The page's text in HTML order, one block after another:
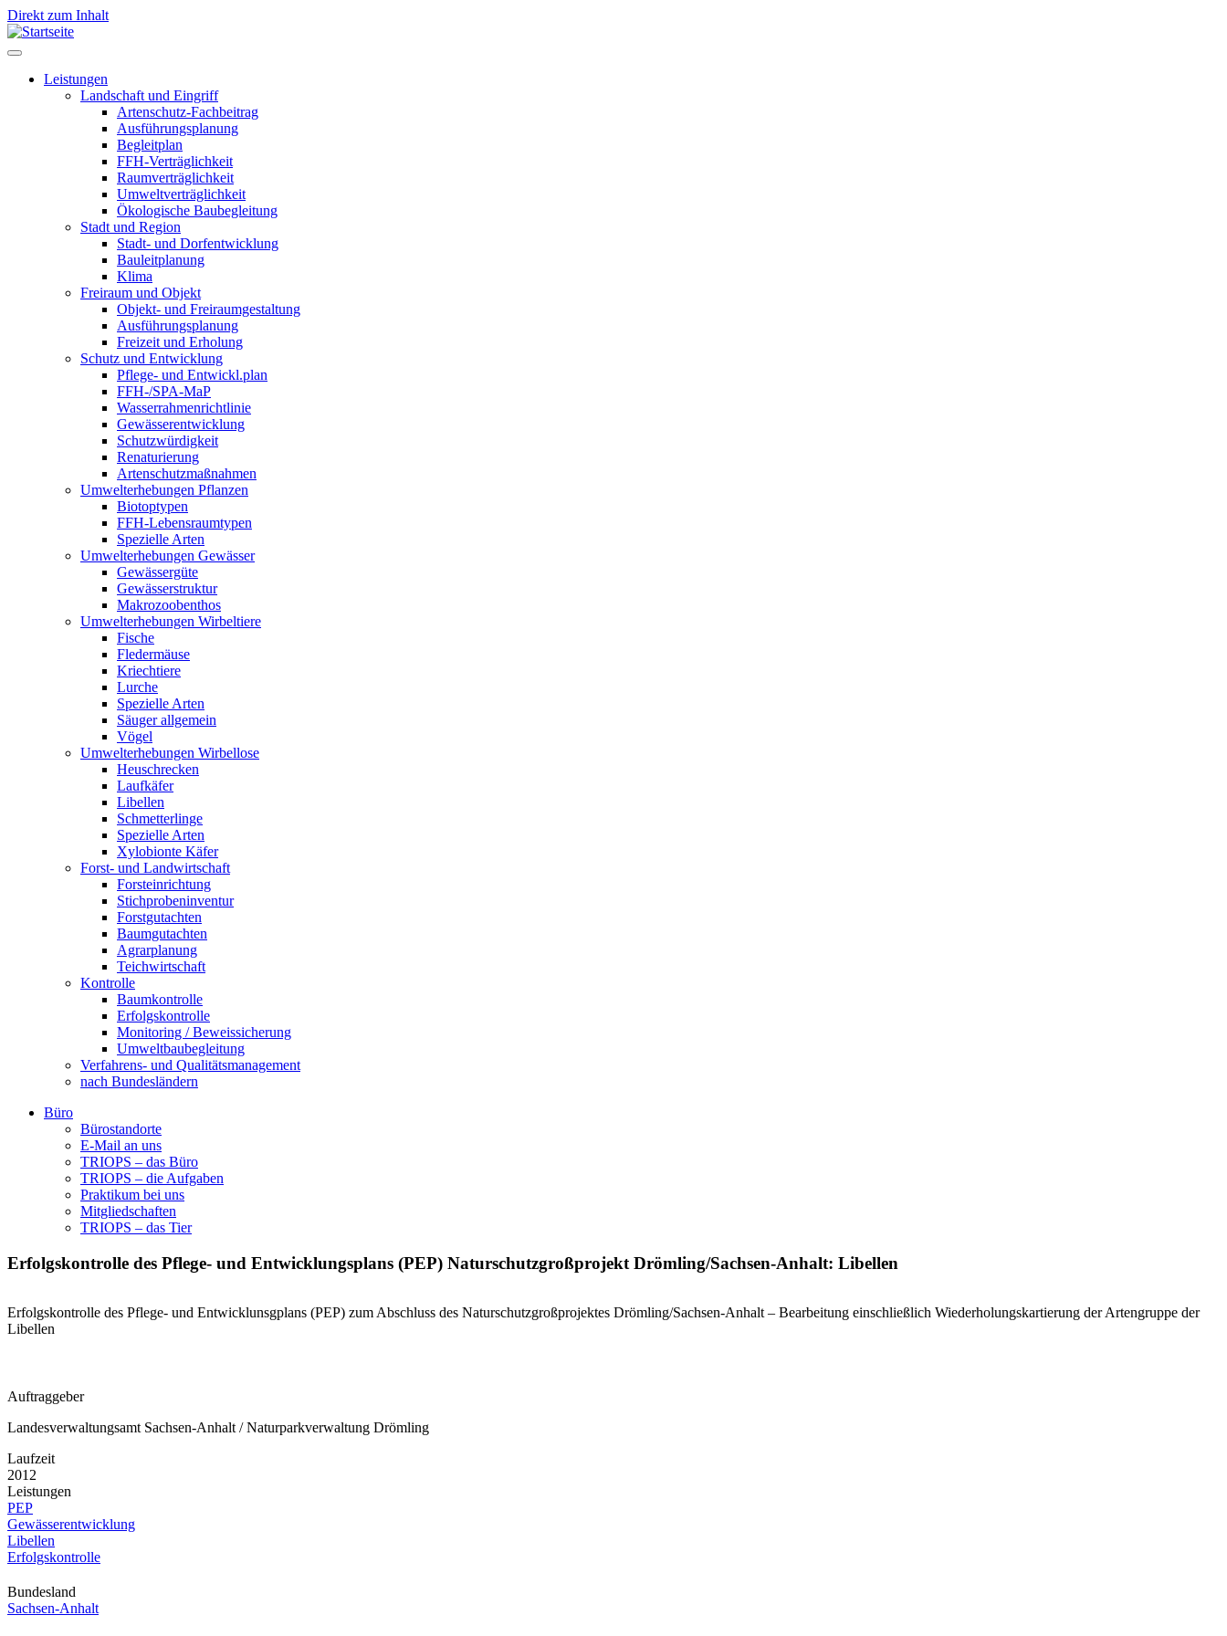
Direkt zum Inhalt
Leistungen
Leistungen
Landschaft und Eingriff
Artenschutz-Fachbeitrag
Ausführungsplanung
Begleitplan
FFH-Verträglichkeit
Raumverträglichkeit
Umweltverträglichkeit
Ökologische Baubegleitung
Stadt und Region
Stadt- und Dorfentwicklung
Bauleitplanung
Klima
Freiraum und Objekt
Objekt- und Freiraumgestaltung
Ausführungsplanung
Freizeit und Erholung
Schutz und Entwicklung
Pflege- und Entwickl.plan
FFH-/SPA-MaP
Wasserrahmenrichtlinie
Gewässerentwicklung
Schutzwürdigkeit
Renaturierung
Artenschutzmaßnahmen
Umwelterhebungen Pflanzen
Biotoptypen
FFH-Lebensraumtypen
Spezielle Arten
Umwelterhebungen Gewässer
Gewässergüte
Gewässerstruktur
Makrozoobenthos
Umwelterhebungen Wirbeltiere
Fische
Fledermäuse
Kriechtiere
Lurche
Spezielle Arten
Säuger allgemein
Vögel
Umwelterhebungen Wirbellose
Heuschrecken
Laufkäfer
Libellen
Schmetterlinge
Spezielle Arten
Xylobionte Käfer
Forst- und Landwirtschaft
Forsteinrichtung
Stichprobeninventur
Forstgutachten
Baumgutachten
Agrarplanung
Teichwirtschaft
Kontrolle
Baumkontrolle
Erfolgskontrolle
Monitoring / Beweissicherung
Umweltbaubegleitung
Verfahrens- und Qualitätsmanagement
nach Bundesländern
Büro
Bürostandorte
E-Mail an uns
TRIOPS – das Büro
TRIOPS – die Aufgaben
Praktikum bei uns
Mitgliedschaften
TRIOPS – das Tier
Erfolgskontrolle des Pflege- und Entwicklungsplans (PEP) Naturschutzgroßprojekt Drömling/Sachsen-Anhalt: Libellen
Erfolgskontrolle des Pflege- und Entwicklunsgplans (PEP) zum Abschluss des Naturschutzgroßprojektes Drömling/Sachsen-Anhalt – Bearbeitung einschließlich Wiederholungskartierung der Artengruppe der
Libellen
Auftraggeber
Landesverwaltungsamt Sachsen-Anhalt / Naturparkverwaltung Drömling
Laufzeit
2012
Leistungen
PEP
Gewässerentwicklung
Libellen
Erfolgskontrolle
Bundesland
Sachsen-Anhalt